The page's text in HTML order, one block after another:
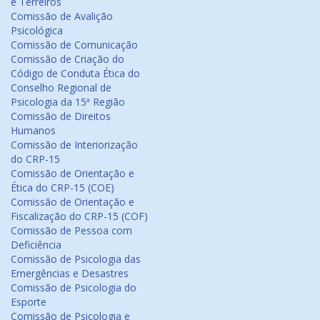
Comissão de Avalição
Psicológica
Comissão de Comunicação
Comissão de Criação do
Código de Conduta Ética do
Conselho Regional de
Psicologia da 15ª Região
Comissão de Direitos
Humanos
Comissão de Interiorização
do CRP-15
Comissão de Orientação e
Ética do CRP-15 (COE)
Comissão de Orientação e
Fiscalização do CRP-15 (COF)
Comissão de Pessoa com
Deficiência
Comissão de Psicologia das
Emergências e Desastres
Comissão de Psicologia do
Esporte
Comissão de Psicologia e